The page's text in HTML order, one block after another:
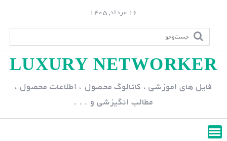
p
n
16 مرداد, 1405
LUXURY NETWORKER
فایل های اموزشی ، کاتالوگ محصول ، اطلاعات محصول ،
مطالب انگیزشی و . . .